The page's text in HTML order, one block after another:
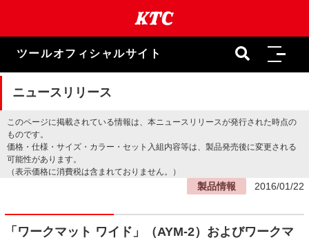
ま
キ
ツールオフィシャルサイト
ニュースリリース
このページに掲載されている情報は、本ニュースリリースが発行された時点の
ものです。
価格・仕様・サイズ・カラー・セット入組内容等は、製品発売後に変更される
可能性があります。
（表示価格に消費税は含まれておりません。）
製品情報 2016/01/22
「ワークマット ワイド」（AYM-2）およびワークマ